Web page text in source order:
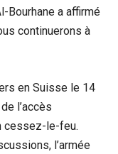
Bourhane a affirmé
continuerons à
en Suisse le 14
l’accès
cessez-le-feu.
l’armée